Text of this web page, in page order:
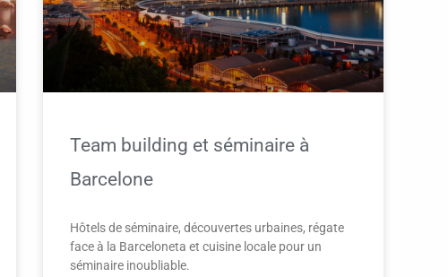
Team building et séminaire à
Barcelone
Hôtels de séminaire, découvertes urbaines, régate
face à la Barceloneta et cuisine locale pour un
séminaire inoubliable.